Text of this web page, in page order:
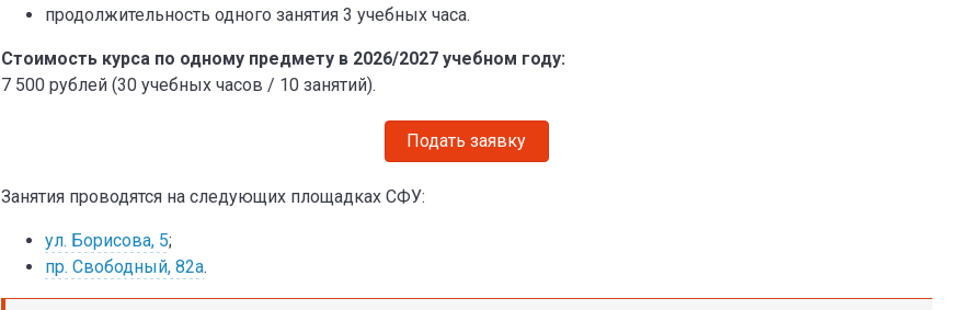
продолжительность одного занятия 3 учебных часа.
Стоимость курса по одному предмету в 2026/2027 учебном году:
7 500 рублей (30 учебных часов / 10 занятий).
Подать заявку
Занятия проводятся на следующих площадках СФУ:
ул. Борисова, 5;
пр. Свободный, 82а.